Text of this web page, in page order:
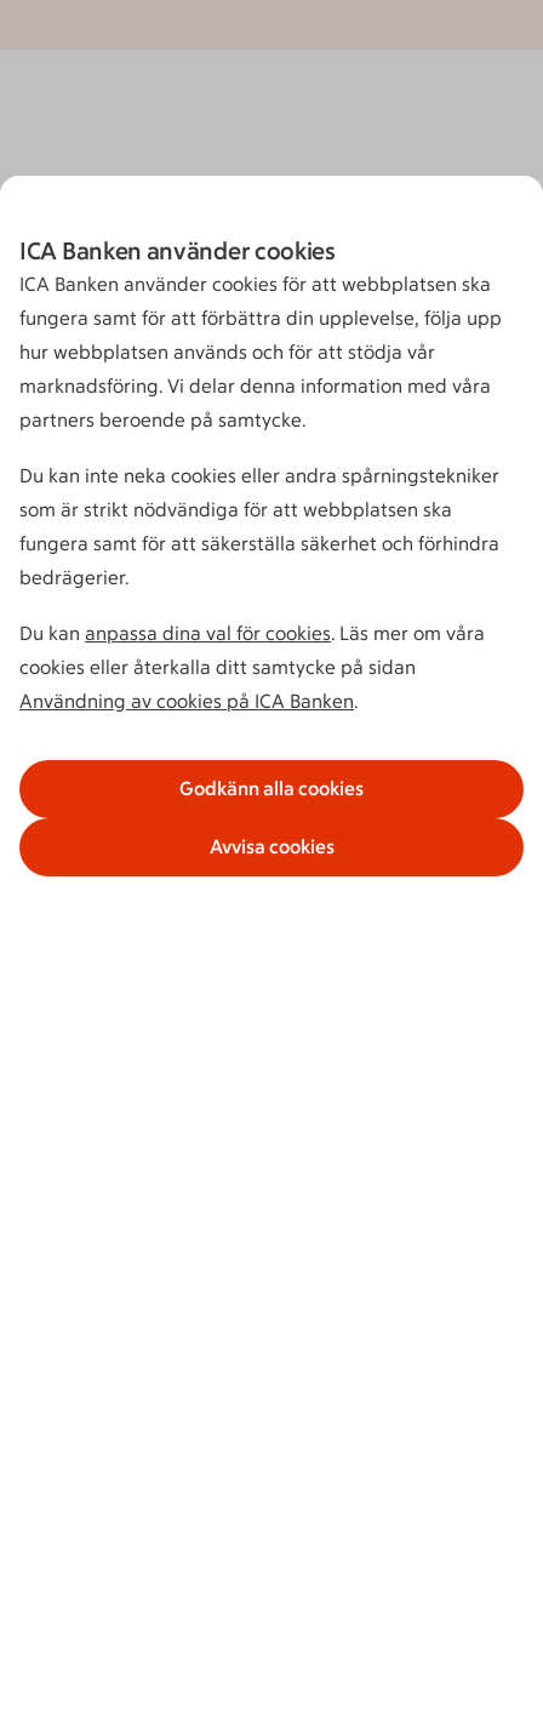
ICA Banken använder cookies
ICA Banken använder cookies för att webbplatsen ska
fungera samt för att förbättra din upplevelse, följa upp
hur webbplatsen används och för att stödja vår
marknadsföring. Vi delar denna information med våra
partners beroende på samtycke.
Du kan inte neka cookies eller andra spårningstekniker
som är strikt nödvändiga för att webbplatsen ska
fungera samt för att säkerställa säkerhet och förhindra
bedrägerier.
Du kan anpassa dina val för cookies. Läs mer om våra
cookies eller återkalla ditt samtycke på sidan
Användning av cookies på ICA Banken.
Godkänn alla cookies
Avvisa cookies